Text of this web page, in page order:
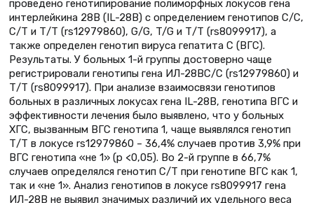
проведено генотипирование полиморфных локусов гена
интерлейкина 28В (IL-28B) с определением генотипов С/С,
С/Т и Т/Т (rs12979860), G/G, T/G и Т/Т (rs8099917), а
также определен генотип вируса гепатита С (ВГС).
Результаты. У больных 1-й группы достоверно чаще
регистрировали генотипы гена ИЛ-28ВС/С (rs12979860) и
Т/Т (rs8099917). При анализе взаимосвязи генотипов
больных в различных локусах гена IL-28B, генотипа ВГС и
эффективности лечения было выявлено, что у больных
ХГС, вызванным ВГС генотипа 1, чаще выявлялся генотип
Т/Т в локусе rs12979860 – 36,4% случаев против 3,9% при
ВГС генотипа «не 1» (р <0,05). Во 2-й группе в 66,7%
случаев определялся генотип С/Т при генотипе ВГС как 1,
так и «не 1». Анализ генотипов в локусе rs8099917 гена
ИЛ-28В не выявил значимых различий их удельного веса